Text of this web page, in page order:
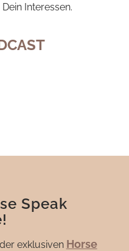
Interessen.
Speak
exklusiven Horse